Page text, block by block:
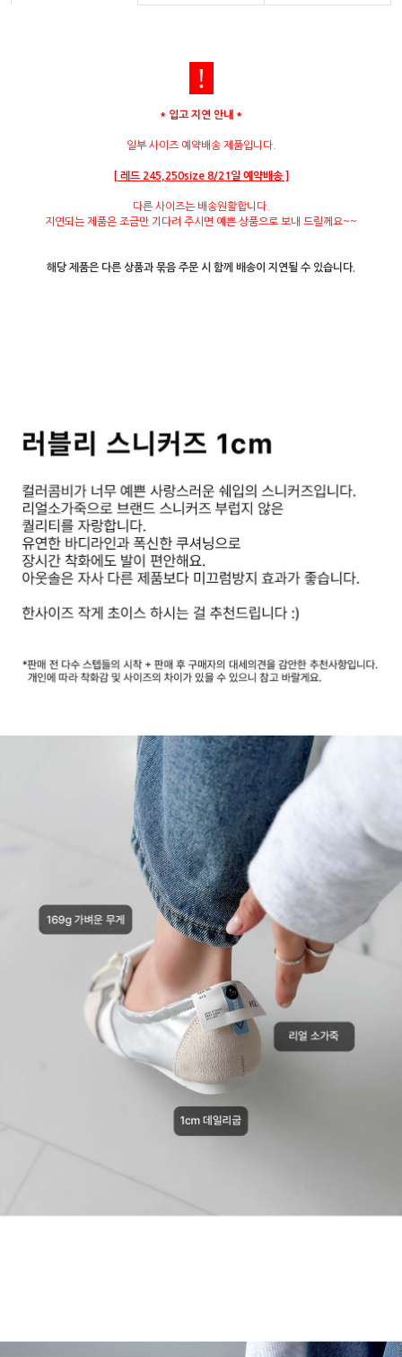
!
* 입고 지연 안내 *
일부 사이즈 예약배송 제품입니다.
[ 레드 245,250size 8/21일 예약배송 ]
다른 사이즈는 배송원활합니다.
지연되는 제품은 조금만 기다려 주시면 예쁜 상품으로 보내 드릴께요~~
해당 제품은 다른 상품과 묶음 주문 시 함께 배송이 지연될 수 있습니다.